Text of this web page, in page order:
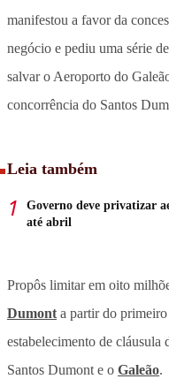
manifestou a favor da
negócio e pediu uma série
salvar o Aeroporto do
concorrência do Santos
Leia também
Governo deve privatizar
até abril
Propôs limitar em oito
Dumont a partir do
estabelecimento de
Santos Dumont e o Galeão.